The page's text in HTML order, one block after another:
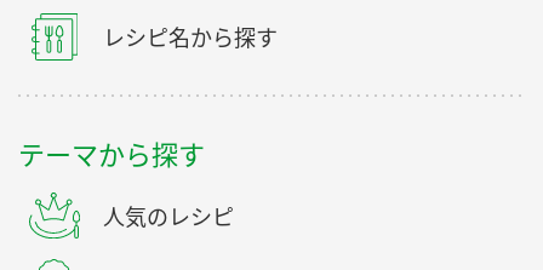
レシピ名から探す
テーマから探す
人気のレシピ